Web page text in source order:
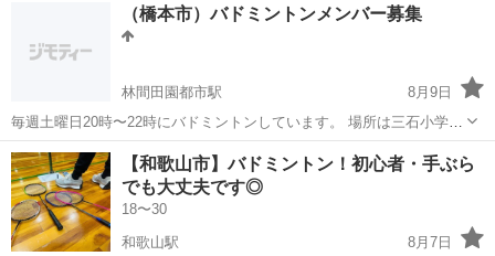
（橋本市）バドミントンメンバー募集
林間田園都市駅
8月9日
毎週土曜日20時〜22時にバドミントンしています。 場所は三石小学校
の体育館を利用しています。 幅広い年齢層で楽しく活動しています。
参加費用は500円／回です。 初心者、運動不足の方大歓迎、一緒に楽
しく活動できる人...
和歌山 橋本市 林間田園都市駅 バドミントン 60代
【和歌山市】バドミントン！初心者・手ぶら
でも大丈夫です◎
18〜30
和歌山駅
8月7日